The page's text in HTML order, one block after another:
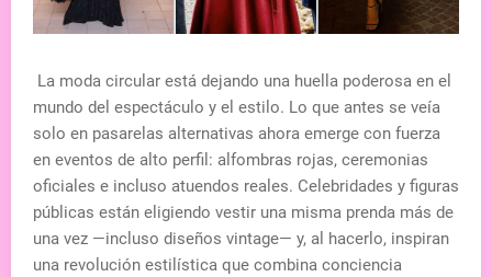
La moda circular está dejando una huella poderosa en el
mundo del espectáculo y el estilo. Lo que antes se veía
solo en pasarelas alternativas ahora emerge con fuerza
en eventos de alto perfil: alfombras rojas, ceremonias
oficiales e incluso atuendos reales. Celebridades y figuras
públicas están eligiendo vestir una misma prenda más de
una vez —incluso diseños vintage— y, al hacerlo, inspiran
una revolución estilística que combina conciencia